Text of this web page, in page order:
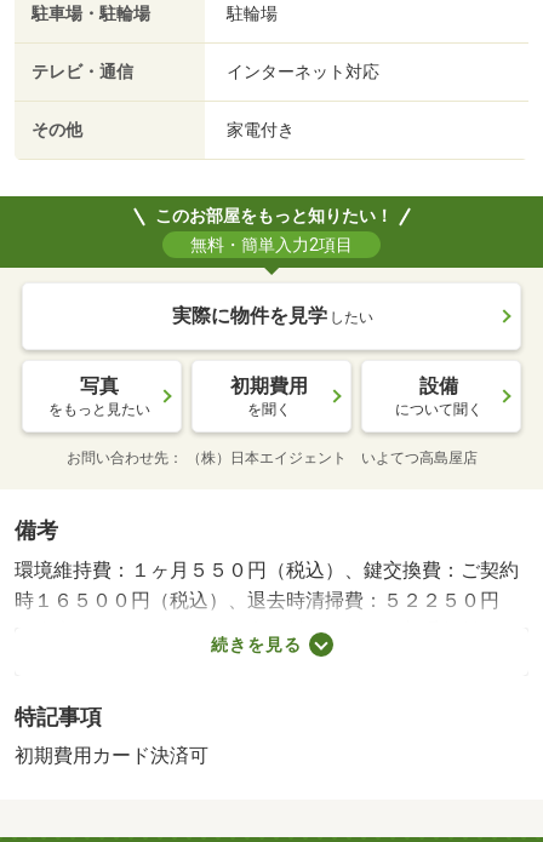
駐車場・駐輪場 駐輪場
テレビ・通信 インターネット対応
その他 家電付き
このお部屋をもっと知りたい！
無料・簡単入力2項目
実際に物件を見学 したい
写真
をもっと見たい
初期費用
を聞く
設備
について聞く
お問い合わせ先 （株）日本エイジェント いよてつ高島屋店
備考
環境維持費：１ヶ月５５０円（税込）、鍵交換費：ご契約
時１６５００円（税込）、退去時清掃費：５２２５０円
（税込）、インターネット利用料：有料、更新手数料：１
６５００円（税込）、保証委託料：必要、引落手数料：５
松山市近郊の賃貸不動産、賃貸マンションならお部屋さが
し物語。愛媛県下ナンバーワンの情報量で、あなたにあっ
続きを見る
特記事項
初期費用カード決済可